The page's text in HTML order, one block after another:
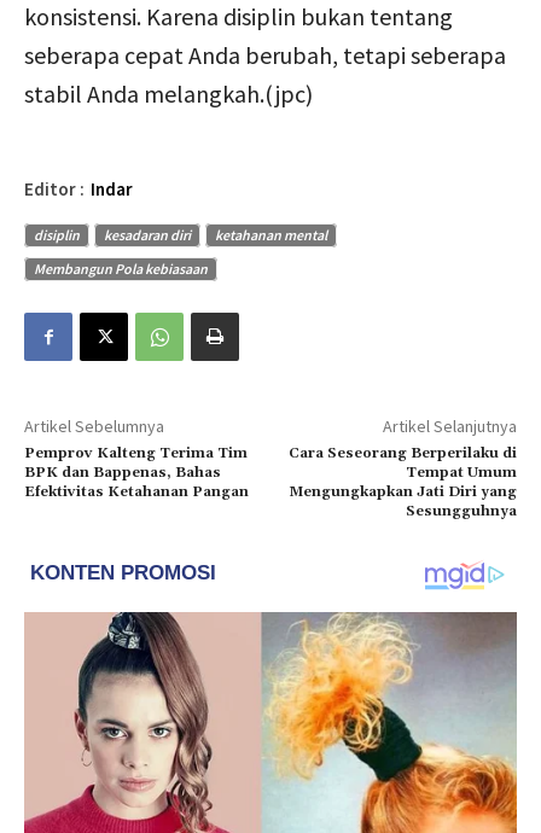
konsistensi. Karena disiplin bukan tentang
seberapa cepat Anda berubah, tetapi seberapa
stabil Anda melangkah.(jpc)
Editor : Indar
disiplin kesadaran diri
ketahanan mental
Membangun Pola kebiasaan
Artikel Sebelumnya
Pemprov Kalteng Terima Tim
BPK dan Bappenas, Bahas
Efektivitas Ketahanan Pangan
Artikel Selanjutnya
Cara Seseorang Berperilaku di
Tempat Umum
Mengungkapkan Jati Diri yang
Sesungguhnya